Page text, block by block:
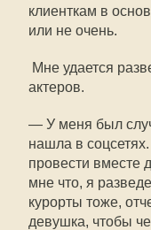
клиенткам в
или не очень.
Мне удается
актеров.
— У меня был
нашла в
провести вместе
мне что, я
курорты тоже,
девушка, чтобы